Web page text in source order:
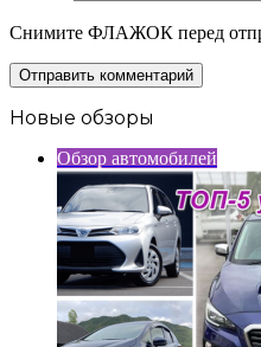
Снимите ФЛАЖОК перед
Новые обзоры
Обзор автомобилей